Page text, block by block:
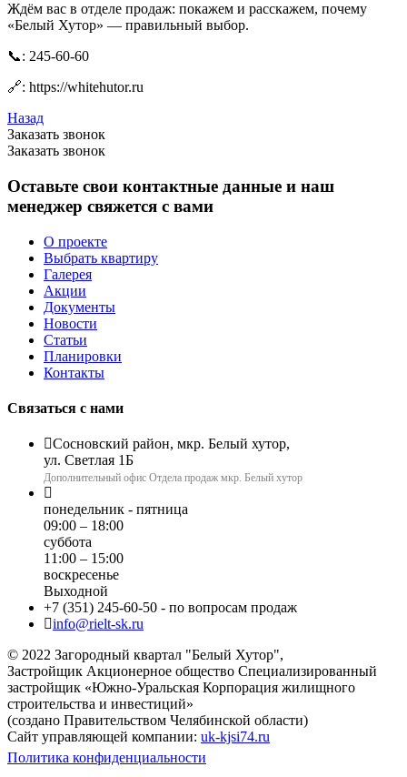
Ждём вас в отделе продаж: покажем и расскажем, почему
«Белый Хутор» — правильный выбор.
📞: 245-60-60
🔗: https://whitehutor.ru
Назад
Заказать звонок
Заказать звонок
Оставьте свои контактные данные и наш
менеджер свяжется с вами
О проекте
Выбрать квартиру
Галерея
Акции
Документы
Новости
Статьи
Планировки
Контакты
Связаться с нами
Сосновский район, мкр. Белый хутор,
ул. Светлая 1Б
Дополнительный офис Отдела продаж мкр. Белый хутор
понедельник - пятница
09:00 – 18:00
суббота
11:00 – 15:00
воскресенье
Выходной
+7 (351) 245-60-50 - по вопросам продаж
info@rielt-sk.ru
© 2022 Загородный квартал "Белый Хутор",
Застройщик Акционерное общество Специализированный
застройщик «Южно-Уральская Корпорация жилищного
строительства и инвестиций»
(создано Правительством Челябинской области)
Сайт управляющей компании: uk-kjsi74.ru
Политика конфиденциальности